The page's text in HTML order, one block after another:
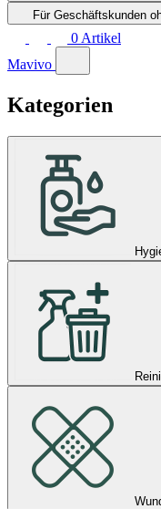
Für Geschäftskunden
0 Artikel
Mavivo
Kategorien